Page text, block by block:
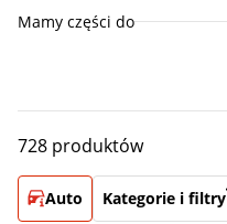
Mamy części do
728 produktów
Auto Kategorie i filtry